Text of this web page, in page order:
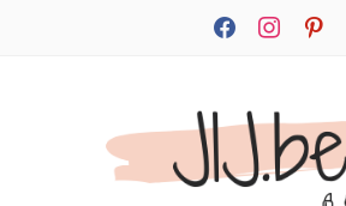
facebookinstagrampinterest